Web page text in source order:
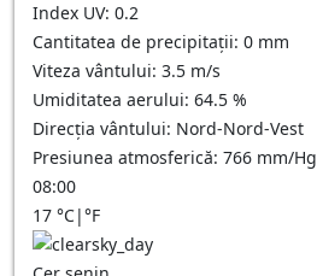
Index UV: 0.2
Cantitatea de precipitații: 0 mm
Viteza vântului: 3.5 m/s
Umiditatea aerului: 64.5 %
Direcția vântului: Nord-Nord-Vest
Presiunea atmosferică: 766 mm/Hg
08:00
17 °C|°F